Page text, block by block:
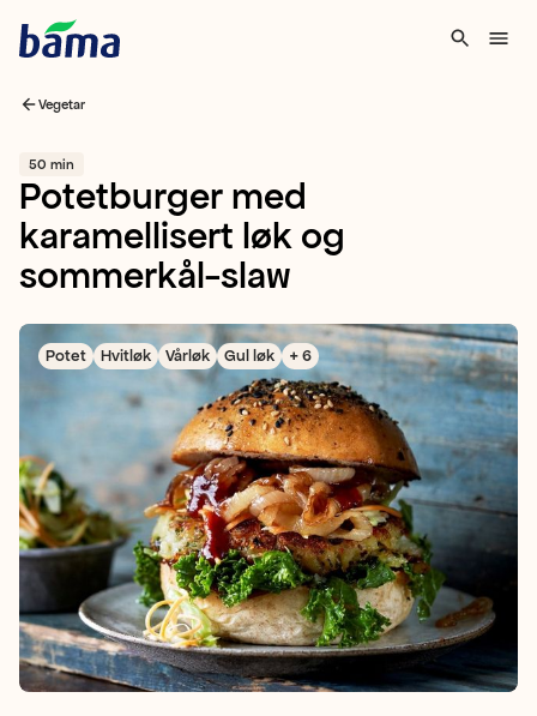
Vegetar
50 min
Potetburger med
karamellisert løk og
sommerkål-slaw
Potet Hvitløk Vårløk Gul løk + 6